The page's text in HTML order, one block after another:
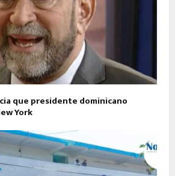
que presidente dominicano
York